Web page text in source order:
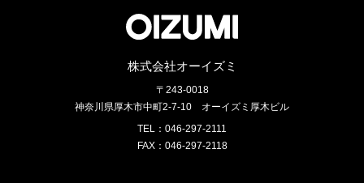
株式会社オーイズミ
〒243-0018
神奈川県厚木市中町2-7-10 オーイズミ厚木ビル
TEL：046-297-2111
FAX：046-297-2118